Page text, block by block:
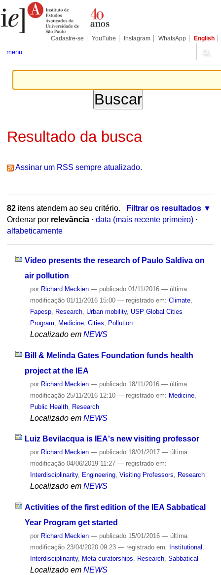
para
conteúdo.
Pessoais
Cadastre-se YouTube Instagram WhatsApp English
menu
Resultado da busca
Assinar um RSS sempre atualizado.
82itens atendem ao seu critério.
Filtrar os resultados
Ordenar por relevância · data (mais recente primeiro) ·
alfabeticamente
Video presents the research of Paulo Saldiva on
air pollution
por Richard Meckien — publicado01/11/2016 — última
modificação01/11/2016 15:00 — registrado em: Climate,
Fapesp, Research, Urban mobility, USP Global Cities
Program
Medicine, Cities Pollution
Localizado em NEWS
Bill & Melinda Gates Foundation funds health
project at the IEA
por Richard Meckien — publicado18/11/2016 — última
modificação25/11/2016 12:10 — registrado em: Medicine,
Public Health, Research
Localizado em NEWS
Luiz Bevilacqua is IEA's new visiting professor
por Richard Meckien — publicado18/01/2017 — última
modificação04/06/2019 11:27 — registrado em:
Interdisciplinarity, Engineering, Visiting Professors, Research
Localizado em NEWS
Activities of the first edition of the IEA Sabbatical
Year Program get started
por Richard Meckien — publicado15/01/2016 — última
modificação23/04/2020 09:23 — registrado em: Institutional ,
Interdisciplinarity, Meta-curatorships, Research, Sabbatical
Localizado em NEWS